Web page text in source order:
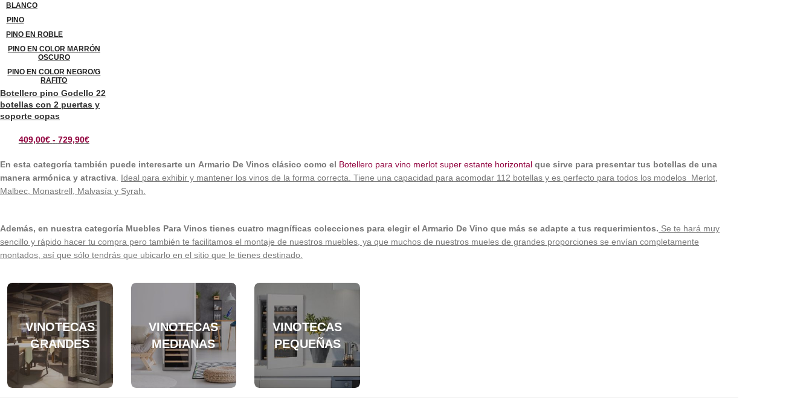
BLANCO
PINO
PINO EN ROBLE
PINO EN COLOR MARRÓN
OSCURO
PINO EN COLOR NEGRO/G
RAFITO
Botellero pino Godello 22
botellas con 2 puertas y
soporte copas
409,00€ - 729,90€
En esta categoría también puede interesarte un Armario De Vinos clásico como el Botellero para vino merlot super estante horizontal que sirve para presentar tus botellas de una
manera armónica y atractiva Ideal para exhibir y mantener los vinos de la forma correcta. Tiene una capacidad para acomodar 112 botellas y es perfecto para todos los modelos Merlot,
Malbec, Monastrell, Malvasía y Syrah.
Además, en nuestra categoría Muebles Para Vinos tienes cuatro magníficas colecciones para elegir el Armario De Vino que más se adapte a tus requerimientos. Se te hará muy
sencillo y rápido hacer tu compra pero también te facilitamos el montaje de nuestros muebles, ya que muchos de nuestros mueles de grandes proporciones se envían completamente
montados, así que sólo tendrás que ubicarlo en el sitio que le tienes destinado.
VINOTECAS
GRANDES
VINOTECAS
MEDIANAS
VINOTECAS
PEQUEÑAS